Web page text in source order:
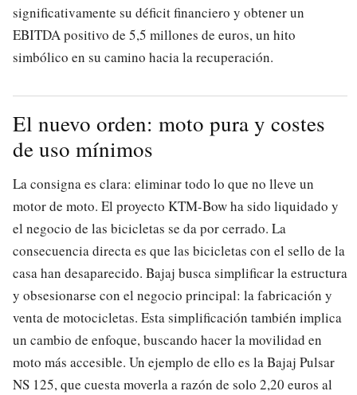
significativamente su déficit financiero y obtener un
EBITDA positivo de 5,5 millones de euros, un hito
simbólico en su camino hacia la recuperación.
El nuevo orden: moto pura y costes
de uso mínimos
La consigna es clara: eliminar todo lo que no lleve un
motor de moto. El proyecto KTM-Bow ha sido liquidado y
el negocio de las bicicletas se da por cerrado. La
consecuencia directa es que las bicicletas con el sello de la
casa han desaparecido. Bajaj busca simplificar la estructura
y obsesionarse con el negocio principal: la fabricación y
venta de motocicletas. Esta simplificación también implica
un cambio de enfoque, buscando hacer la movilidad en
moto más accesible. Un ejemplo de ello es la Bajaj Pulsar
NS 125, que cuesta moverla a razón de solo 2,20 euros al